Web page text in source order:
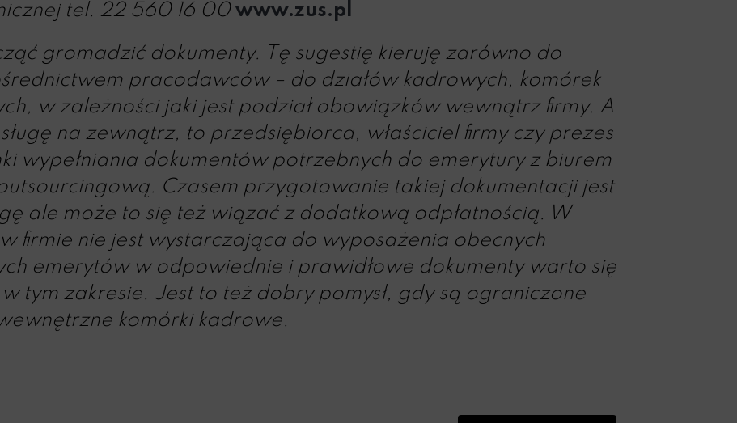
tel. 22 560 16 00 www.zus.pl
gromadzić dokumenty. Tę sugestię kieruję zarówno do
pracodawców – do działów kadrowych, komórek
w zależności jaki jest podział obowiązków wewnątrz firmy. A
na zewnątrz, to przedsiębiorca, właściciel firmy czy prezes
wypełniania dokumentów potrzebnych do emerytury z biurem
Czasem przygotowanie takiej dokumentacji jest
ale może to się też wiązać z dodatkową odpłatnością. W
firmie nie jest wystarczająca do wyposażenia obecnych
emerytów w odpowiednie i prawidłowe dokumenty warto się
tym zakresie. Jest to też dobry pomysł, gdy są ograniczone
komórki kadrowe.